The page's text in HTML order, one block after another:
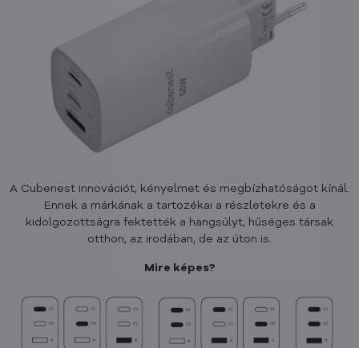
A Cubenest innovációt, kényelmet és megbízhatóságot kínál.
Ennek a márkának a tartozékai a részletekre és a
kidolgozottságra fektették a hangsúlyt, hűséges társak
otthon, az irodában, de az úton is.
Mire képes?